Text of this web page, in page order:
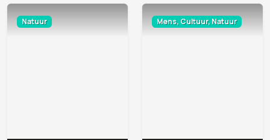
Natuur Mens, Cultuur, Natuur